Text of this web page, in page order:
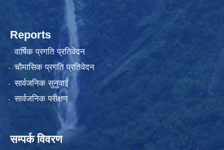
Reports
वार्षिक प्रगति प्रतिवेदन
चौमासिक प्रगति प्रतिवेदन
सार्वजनिक सुनुवाई
सार्वजनिक परीक्षण
सम्पर्क विवरण